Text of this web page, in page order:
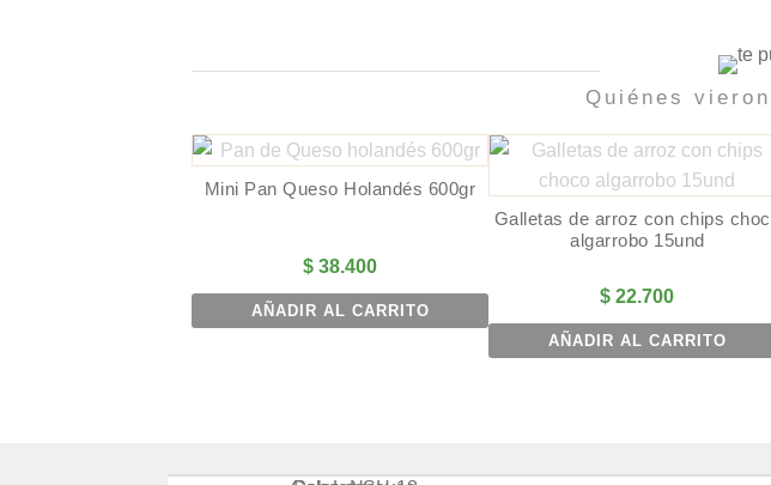
Quiénes
Mini Pan Queso Holandés 600gr
$ 38.400
AÑADIR AL CARRITO
Galletas de arroz con chips
algarrobo 15und
$ 22.700
AÑADIR AL CARRITO